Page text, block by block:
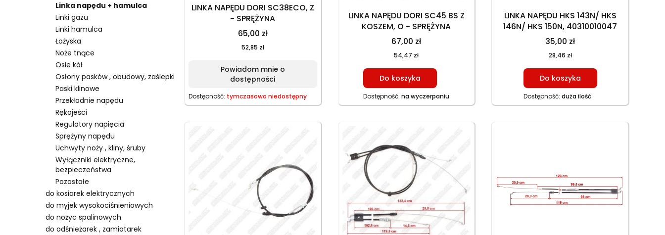
Linka napędu + hamulca
Linki gazu
Linki hamulca
Łożyska
Noże tnące
Osie kół
Osłony pasków , obudowy, zaślepki
Paski klinowe
Przekładnie napędu
Rękojeści
Regulatory napięcia
Sprężyny napędu
Uchwyty noży , kliny, śruby
Wyłączniki elektryczne,
bezpieczeństwa
Pozostałe
do kosiarek elektrycznych
do myjek wysokociśnieniowych
do nożyc spalinowych
do odśnieżarek , zamiatarek
LINKA NAPĘDU DORI SC38ECO, Z
- SPRĘŻYNA
65,00 zł
52,85 zł
Powiadom mnie o
dostępności
Dostępność: tymczasowo niedostępny
LINKA NAPĘDU DORI SC45 BS Z
KOSZEM, O - SPRĘŻYNA
67,00 zł
54,47 zł
Do koszyka
Dostępność:na wyczerpaniu
LINKA NAPĘDU HKS 143N/ HKS
146N/ HKS 150N, 40310010047
35,00 zł
28,46 zł
Do koszyka
Dostępność: duża ilość